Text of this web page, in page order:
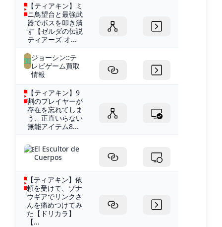
【ティアキン】ミ
ニ鳥望台と最強武
器でボスを叩き潰
す【ゼルダの伝説
ティアーズ オ...
ジョーシン::テ
レビゲーム買取
情報
【ティアキン】9
割のプレイヤーが
存在を忘れてしま
う、正直いらない
無能アイテム8...
El Escultor de
Cuerpos
【ティアキン】依
頼を受けて、ゾナ
ウギアでリンクさ
んを痛めつけてみ
た【ドリカラ】
【...